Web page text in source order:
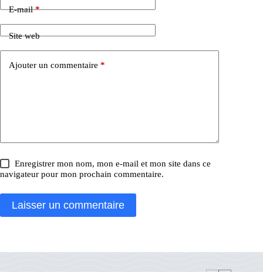
E-mail*
Site web
Ajouter un commentaire *
Enregistrer mon nom, mon e-mail et mon site dans ce
navigateur pour mon prochain commentaire.
Laisser un commentaire